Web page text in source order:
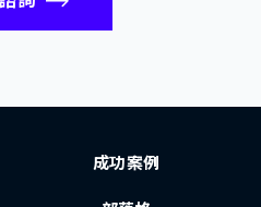
成功案例